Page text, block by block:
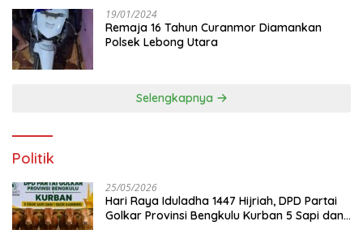
19/01/2024
Remaja 16 Tahun Curanmor Diamankan
Polsek Lebong Utara
Selengkapnya
Politik
25/05/2026
Hari Raya Iduladha 1447 Hijriah, DPD Partai
Golkar Provinsi Bengkulu Kurban 5 Sapi dan 1